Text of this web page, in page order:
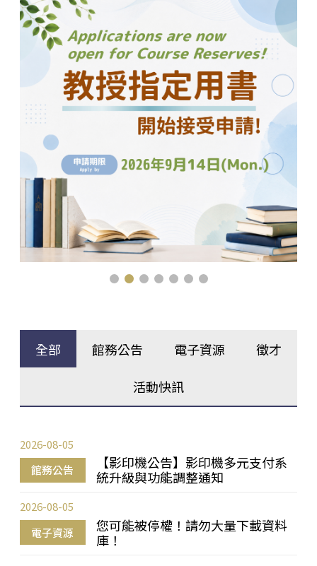
全部 館務公告 電子資源 徵才
活動快訊
館務公告
【影印機公告】影印機多元支付系
統升級與功能調整通知
2026-08-05
電子資源
您可能被停權！請勿大量下載資料
庫！
2026-08-05